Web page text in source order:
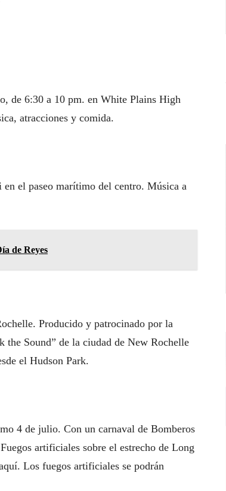
de 6:30 a 10 pm. en White Plains High
atracciones y comida.
el paseo marítimo del centro. Música a
de Reyes
Producido y patrocinado por la
the Sound” de la ciudad de New Rochelle
el Hudson Park.
4 de julio. Con un carnaval de Bomberos
artificiales sobre el estrecho de Long
Los fuegos artificiales se podrán